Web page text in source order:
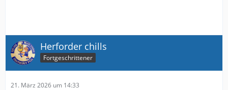
Herforder chills
Fortgeschrittener
21. März 2026 um 14:33